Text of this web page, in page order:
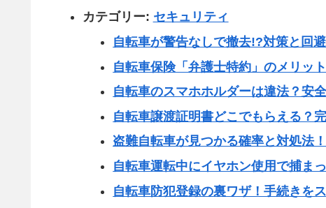
カテゴリー: セキュリティ
自転車が警告なしで撤去!?対策と回
自転車保険「弁護士特約」のメリッ
自転車のスマホホルダーは違法？安
自転車譲渡証明書どこでもらえる？
盗難自転車が見つかる確率と対処法！
自転車運転中にイヤホン使用で捕ま
自転車防犯登録の裏ワザ！手続きを